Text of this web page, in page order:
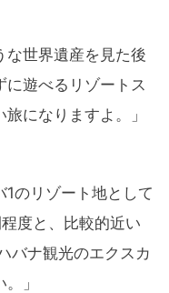
な世界遺産を見た後
遊べるリゾートス
になりますよ。」
1のリゾート地として
度と、比較的近い
バナ観光のエクスカ
」